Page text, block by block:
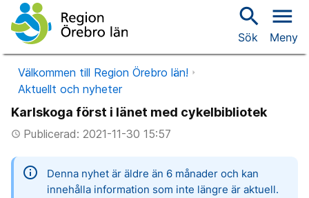
search
Sök
menu
Meny
Välkommen till Region Örebro län!
Aktuellt och nyheter
Karlskoga först i länet med cykelbibliotek
access_timePublicerad: 2021-11-30 15:57
information
Denna nyhet är äldre än 6 månader och kan
innehålla information som inte längre är aktuell.